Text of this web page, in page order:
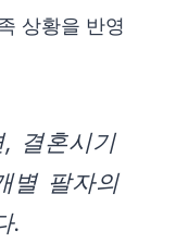
상황을 반영
결혼시기
별 팔자의
.